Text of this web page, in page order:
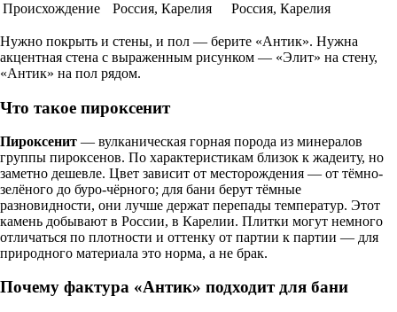
Происхождение
Россия, Карелия Россия, Карелия
Нужно покрыть и стены, и пол — берите «Антик». Нужна
акцентная стена с выраженным рисунком — «Элит» на стену,
«Антик» на пол рядом.
Что такое пироксенит
Пироксенит — вулканическая горная порода из минералов
группы пироксенов. По характеристикам близок к жадеиту, но
заметно дешевле. Цвет зависит от месторождения — от тёмно-
зелёного до буро-чёрного; для бани берут тёмные
разновидности, они лучше держат перепады температур. Этот
камень добывают в России, в Карелии. Плитки могут немного
отличаться по плотности и оттенку от партии к партии — для
природного материала это норма, а не брак.
Почему фактура «Антик» подходит для бани